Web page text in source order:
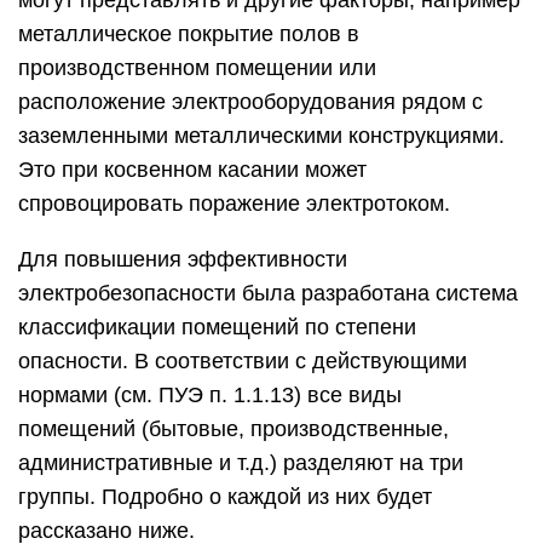
металлическое покрытие полов в
производственном помещении или
расположение электрооборудования рядом с
заземленными металлическими конструкциями.
Это при косвенном касании может
спровоцировать поражение электротоком.
Для повышения эффективности
электробезопасности была разработана система
классификации помещений по степени
опасности. В соответствии с действующими
нормами (см. ПУЭ п. 1.1.13) все виды
помещений (бытовые, производственные,
административные и т.д.) разделяют на три
группы. Подробно о каждой из них будет
рассказано ниже.